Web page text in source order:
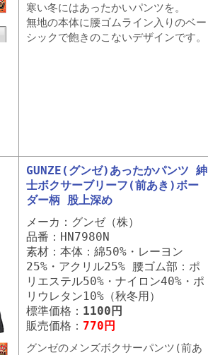
寒い冬にはあったかいパンツを。
無地の本体に腰ゴムライン入りのベー
シックで飽きのこないデザインです。
GUNZE(グンゼ)あったかパンツ 紳
士ボクサーブリーフ(前あき)ボー
ダー柄 股上深め
メーカ：グンゼ（株）
品番：HN7980N
素材：本体：綿50%・レーヨン
25%・アクリル25% 腰ゴム部：ポ
リエステル50%・ナイロン40%・ポ
リウレタン10%（秋冬用）
標準価格： 1100円
販売価格： 770円
グンゼのメンズボクサーパンツ(前あ